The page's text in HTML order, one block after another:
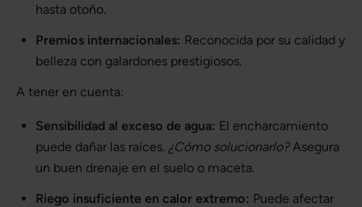
hasta otoño.
Premios internacionales: Reconocida por su calidad y
belleza con galardones prestigiosos.
A tener en cuenta:
Sensibilidad al exceso de agua: El encharcamiento
puede dañar las raíces. ¿Cómo solucionarlo?Asegura
un buen drenaje en el suelo o maceta.
Riego insuficiente en calor extremo: Puede afectar